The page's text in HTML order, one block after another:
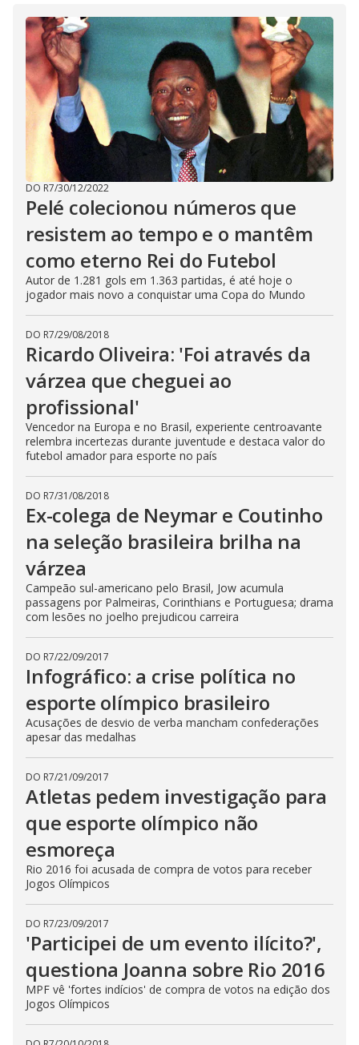
DO R7/30/12/2022
Pelé colecionou números que
resistem ao tempo e o mantêm
como eterno Rei do Futebol
Autor de 1.281 gols em 1.363 partidas, é até hoje o
jogador mais novo a conquistar uma Copa do Mundo
DO R7/29/08/2018
Ricardo Oliveira: 'Foi através da
várzea que cheguei ao
profissional'
Vencedor na Europa e no Brasil, experiente centroavante
relembra incertezas durante juventude e destaca valor do
futebol amador para esporte no país
DO R7/31/08/2018
Ex-colega de Neymar e Coutinho
na seleção brasileira brilha na
várzea
Campeão sul-americano pelo Brasil, Jow acumula
passagens por Palmeiras, Corinthians e Portuguesa; drama
com lesões no joelho prejudicou carreira
DO R7/22/09/2017
Infográfico: a crise política no
esporte olímpico brasileiro
Acusações de desvio de verba mancham confederações
apesar das medalhas
DO R7/21/09/2017
Atletas pedem investigação para
que esporte olímpico não
esmoreça
Rio 2016 foi acusada de compra de votos para receber
Jogos Olímpicos
DO R7/23/09/2017
'Participei de um evento ilícito?',
questiona Joanna sobre Rio 2016
MPF vê 'fortes indícios' de compra de votos na edição dos
Jogos Olímpicos